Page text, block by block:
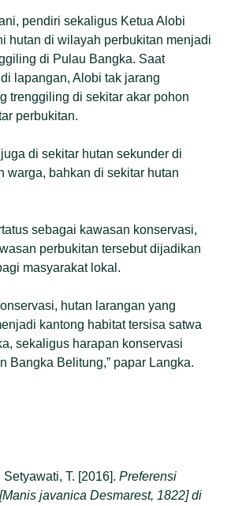
pendiri sekaligus Ketua Alobi
hutan di wilayah perbukitan menjadi
di Pulau Bangka. Saat
di lapangan, Alobi tak jarang
trenggiling di sekitar akar pohon
perbukitan.
di sekitar hutan sekunder di
warga, bahkan di sekitar hutan
sebagai kawasan konservasi,
perbukitan tersebut dijadikan
masyarakat lokal.
hutan larangan yang
kantong habitat tersisa satwa
sekaligus harapan konservasi
Bangka Belitung,” papar Langka.
Setyawati, T. [2016].Preferensi
javanica Desmarest, 1822] di